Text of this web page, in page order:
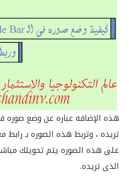
هذه الإضافه عباره عن وضع
تريده ، وتربط هذه الصوره بـ
على هذه الصوره يتم تحويلك
الذى تريده.